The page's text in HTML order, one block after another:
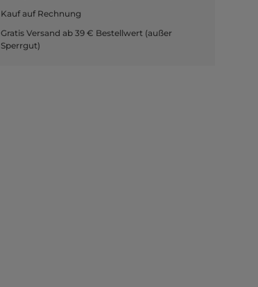
Kauf auf Rechnung
Gratis Versand ab 39 € Bestellwert (außer
Sperrgut)